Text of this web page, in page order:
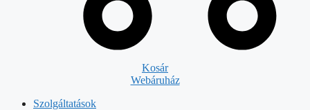
Kosár
Webáruház
Szolgáltatások